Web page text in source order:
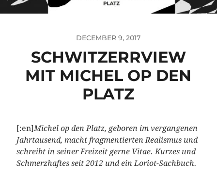
DECEMBER 9, 2017
SCHWITZERRVIEW
MIT MICHEL OP DEN
PLATZ
[:en]Michel op den Platz, geboren im vergangenen
Jahrtausend, macht fragmentierten Realismus und
schreibt in seiner Freizeit gerne Vitae. Kurzes und
Schmerzhaftes seit 2012 und ein Loriot-Sachbuch.